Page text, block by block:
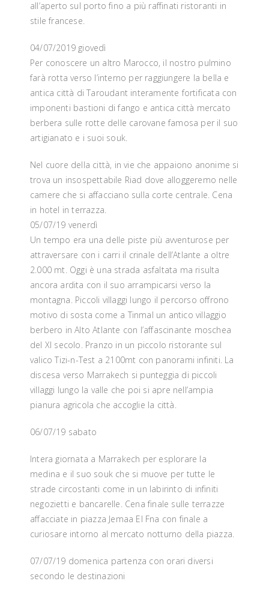
all’aperto sul porto fino a più raffinati ristoranti in
stile francese.
04/07/2019 giovedì
Per conoscere un altro Marocco, il nostro pulmino
farà rotta verso l’interno per raggiungere la bella e
antica città di Taroudant interamente fortificata con
imponenti bastioni di fango e antica città mercato
berbera sulle rotte delle carovane famosa per il suo
artigianato e i suoi souk.
Nel cuore della città, in vie che appaiono anonime si
trova un insospettabile Riad dove alloggeremo nelle
camere che si affacciano sulla corte centrale. Cena
in hotel in terrazza.
05/07/19 venerdì
Un tempo era una delle piste più avventurose per
attraversare con i carri il crinale dell’Atlante a oltre
2.000 mt. Oggi è una strada asfaltata ma risulta
ancora ardita con il suo arrampicarsi verso la
montagna. Piccoli villaggi lungo il percorso offrono
motivo di sosta come a Tinmal un antico villaggio
berbero in Alto Atlante con l’affascinante moschea
del XI secolo. Pranzo in un piccolo ristorante sul
valico Tizi-n-Test a 2100mt con panorami infiniti. La
discesa verso Marrakech si punteggia di piccoli
villaggi lungo la valle che poi si apre nell’ampia
pianura agricola che accoglie la città.
06/07/19 sabato
Intera giornata a Marrakech per esplorare la
medina e il suo souk che si muove per tutte le
strade circostanti come in un labirinto di infiniti
negozietti e bancarelle. Cena finale sulle terrazze
affacciate in piazza Jemaa El Fna con finale a
curiosare intorno al mercato notturno della piazza.
07/07/19 domenica partenza con orari diversi
secondo le destinazioni